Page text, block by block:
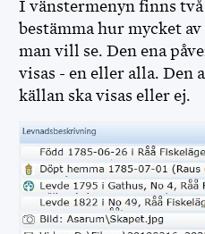
I vänstermenyn finns
bestämma hur mycket
man vill se. Den ena
visas - en eller alla. Den
källan ska visas eller ej.